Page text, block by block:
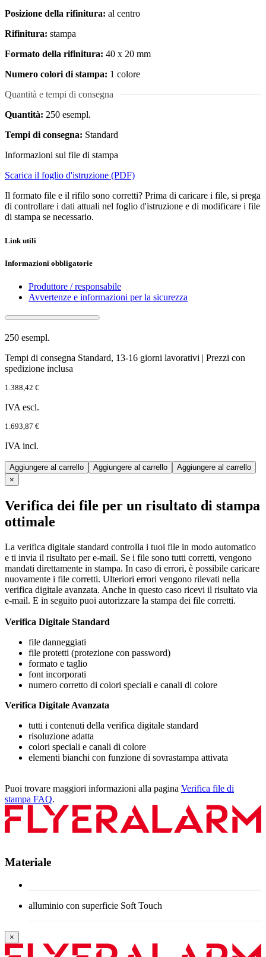
Posizione della rifinitura: al centro
Rifinitura: stampa
Formato della rifinitura: 40 x 20 mm
Numero colori di stampa: 1 colore
Quantità e tempi di consegna
Quantità: 250 esempl.
Tempi di consegna: Standard
Informazioni sul file di stampa
Scarica il foglio d'istruzione (PDF)
Il formato file e il rifilo sono corretti? Prima di caricare i file, si prega
di controllare i dati attuali nel foglio d'istruzione e di modificare i file
di stampa se necessario.
Link utili
Informazioni obbligatorie
Produttore / responsabile
Avvertenze e informazioni per la sicurezza
250 esempl.
Tempi di consegna Standard, 13-16 giorni lavorativi | Prezzi con
spedizione inclusa
1.388,42 €
IVA escl.
1.693,87 €
IVA incl.
Aggiungere al carrello Aggiungere al carrello
Aggiungere al carrello
×
Verifica dei file per un risultato di stampa
ottimale
La verifica digitale standard controlla i tuoi file in modo automatico
e ti invia il risultato per e-mail. Se i file sono tutti corretti, vengono
mandati direttamente in stampa. In caso di errori, è possibile caricare
nuovamente i file corretti. Ulteriori errori vengono rilevati nella
verifica digitale avanzata. Anche in questo caso ricevi il risultato via
e-mail. E in seguito puoi autorizzare la stampa dei file corretti.
Verifica Digitale Standard
file danneggiati
file protetti (protezione con password)
formato e taglio
font incorporati
numero corretto di colori speciali e canali di colore
Verifica Digitale Avanzata
tutti i contenuti della verifica digitale standard
risoluzione adatta
colori speciali e canali di colore
elementi bianchi con funzione di sovrastampa attivata
Puoi trovare maggiori informazioni alla pagina Verifica file di
stampa FAQ.
Materiale
alluminio con superficie Soft Touch
×